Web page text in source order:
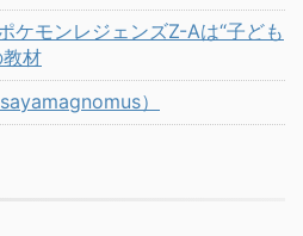
ケモンレジェンズZ-Aは“子ども
材
）